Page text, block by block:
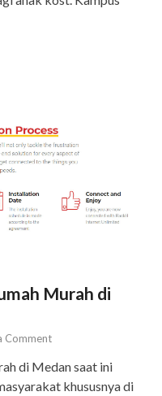
Murah di
Comment
di Medan saat ini
khususnya di